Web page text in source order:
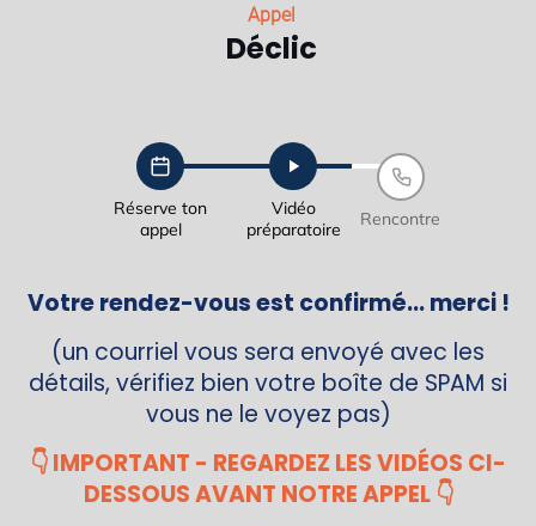
Appel
Déclic
Réserve ton
appel
Vidéo
préparatoire
Rencontre
Votre rendez-vous est confirmé... merci !
(un courriel vous sera envoyé avec les
détails, vérifiez bien votre boîte de SPAM si
vous ne le voyez pas)
👇 IMPORTANT - REGARDEZ LES VIDÉOS CI-
DESSOUS AVANT NOTRE APPEL 👇